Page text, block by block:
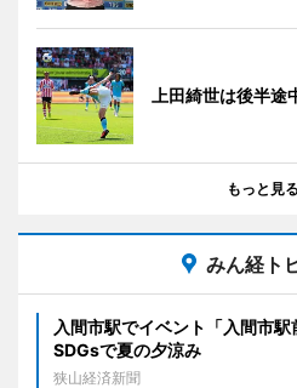
上田綺世は後半
もっと見る
みん経ト
入間市駅でイベント「入間市
SDGsで夏の夕涼み
狭山経済新聞